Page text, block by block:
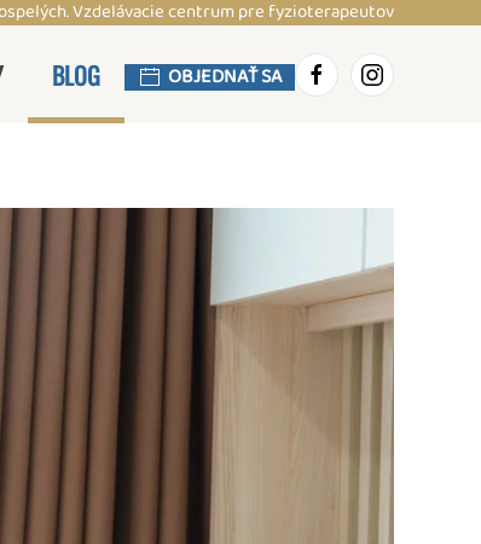
Vzdelávacie centrum pre fyzioterapeutov
BLOG OBJEDNAŤ SA